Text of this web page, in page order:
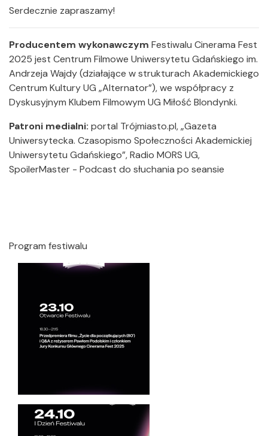
Serdecznie zapraszamy!
Producentem wykonawczym Festiwalu Cinerama Fest
2025 jest Centrum Filmowe Uniwersytetu Gdańskiego im.
Andrzeja Wajdy (działające w strukturach Akademickiego
Centrum Kultury UG „Alternator”), we współpracy z
Dyskusyjnym Klubem Filmowym UG Miłość Blondynki.
Patroni medialni: portal Trójmiasto.pl, „Gazeta
Uniwersytecka. Czasopismo Społeczności Akademickiej
Uniwersytetu Gdańskiego”, Radio MORS UG,
SpoilerMaster - Podcast do słuchania po seansie
Program festiwalu